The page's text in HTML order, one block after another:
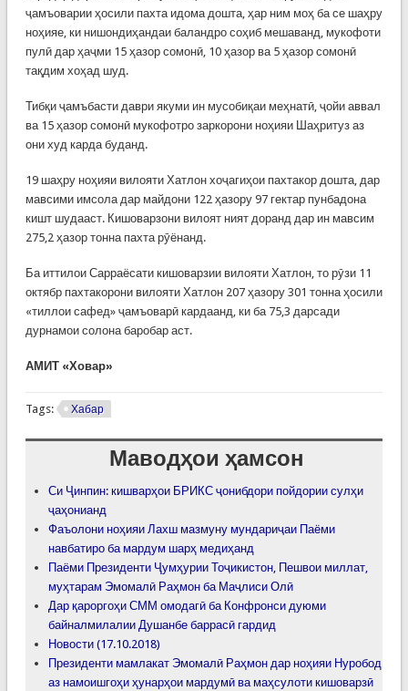
ҷамъоварии ҳосили пахта идома дошта, ҳар ним моҳ ба се шаҳру
ноҳияе, ки нишондиҳандаи баландро соҳиб мешаванд, мукофоти
пулӣ дар ҳаҷми 15 ҳазор сомонӣ, 10 ҳазор ва 5 ҳазор сомонӣ
тақдим хоҳад шуд.
Тибқи ҷамъбасти даври якуми ин мусобиқаи меҳнатӣ, ҷойи аввал
ва 15 ҳазор сомонӣ мукофотро заркорони ноҳияи Шаҳритуз аз
они худ карда буданд.
19 шаҳру ноҳияи вилояти Хатлон хоҷагиҳои пахтакор дошта, дар
мавсими имсола дар майдони 122 ҳазору 97 гектар пунбадона
кишт шудааст. Кишоварзони вилоят ният доранд дар ин мавсим
275,2 ҳазор тонна пахта рӯёнанд.
Ба иттилои Сарраёсати кишоварзии вилояти Хатлон, то рӯзи 11
октябр пахтакорони вилояти Хатлон 207 ҳазору 301 тонна ҳосили
«тиллои сафед» ҷамъоварӣ кардаанд, ки ба 75,3 дарсади
дурнамои солона баробар аст.
АМИТ «Ховар»
Tags: Хабар
Маводҳои ҳамсон
Си Ҷинпин: кишварҳои БРИКС ҷонибдори пойдории сулҳи
ҷаҳонианд
Фаъолони ноҳияи Лахш мазмуну мундариҷаи Паёми
навбатиро ба мардум шарҳ медиҳанд
Паёми Президенти Ҷумҳурии Тоҷикистон, Пешвои миллат,
муҳтарам Эмомалӣ Раҳмон ба Маҷлиси Олӣ
Дар қароргоҳи СММ омодагӣ ба Конфронси дуюми
байналмилалии Душанбе баррасӣ гардид
Новости (17.10.2018)
Президенти мамлакат Эмомалӣ Раҳмон дар ноҳияи Нуробод
аз намоишгоҳи ҳунарҳои мардумӣ ва маҳсулоти кишоварзӣ